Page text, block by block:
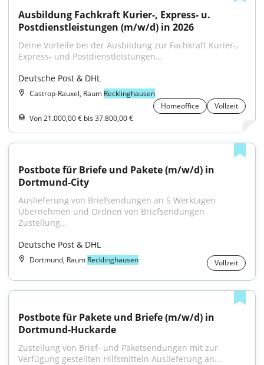
Ausbildung Fachkraft Kurier-, Express- u.
Postdienstleistungen (m/w/d) in 2026
Deine Vorteile bei der Ausbildung zur Fachkraft Kurier-,
Express- und Postdienstleistungen...
Deutsche Post & DHL
Castrop-Rauxel, Raum Recklinghausen
Homeoffice
Vollzeit
Von 21.000,00 € bis 37.800,00 €
Postbote für Briefe und Pakete (m/w/d) in
Dortmund-City
Auslieferung von Briefsendungen an 5 Werktagen
Übernehmen und Ordnen von Briefsendungen
Zustellung...
Deutsche Post & DHL
Dortmund, Raum Recklinghausen Vollzeit
Postbote für Pakete und Briefe (m/w/d) in
Dortmund-Huckarde
Zustellung von Brief- und Paketsendungen mit zur
Verfügung gestellten Hilfsmitteln Auslieferung an...